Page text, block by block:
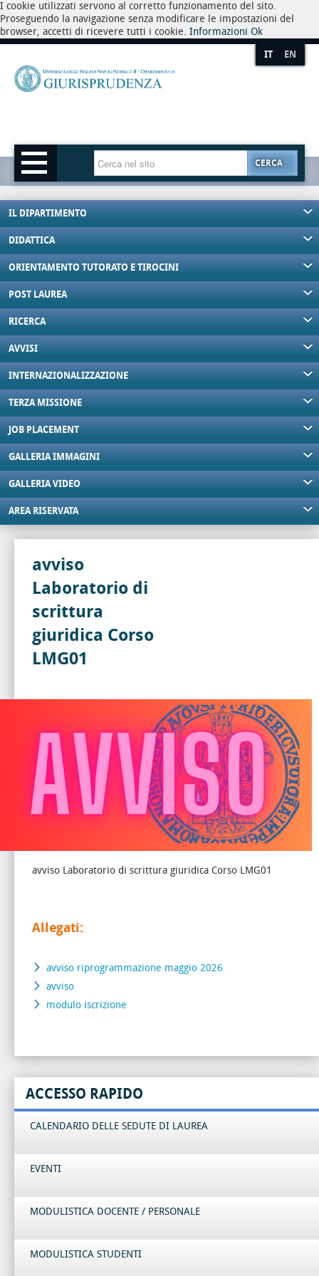
I cookie utilizzati servono al corretto funzionamento del sito.
Proseguendo la navigazione senza modificare le impostazioni del
browser, accetti di ricevere tutti i cookie. Informazioni Ok
IT EN
CERCA
IL DIPARTIMENTO
DIDATTICA
ORIENTAMENTO TUTORATO E TIROCINI
POST LAUREA
RICERCA
AVVISI
INTERNAZIONALIZZAZIONE
TERZA MISSIONE
JOB PLACEMENT
GALLERIA IMMAGINI
GALLERIA VIDEO
AREA RISERVATA
avviso
Laboratorio di
scrittura
giuridica Corso
LMG01
avviso Laboratorio di scrittura giuridica Corso LMG01
Allegati:
avviso riprogrammazione maggio 2026
avviso
modulo iscrizione
ACCESSO RAPIDO
CALENDARIO DELLE SEDUTE DI LAUREA
EVENTI
MODULISTICA DOCENTE / PERSONALE
MODULISTICA STUDENTI